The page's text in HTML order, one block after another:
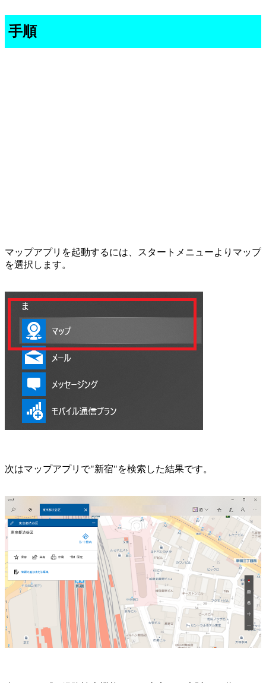
手順
マップアプリを起動するには、スタートメニューよりマップ
を選択します。
次はマップアプリで"新宿"を検索した結果です。